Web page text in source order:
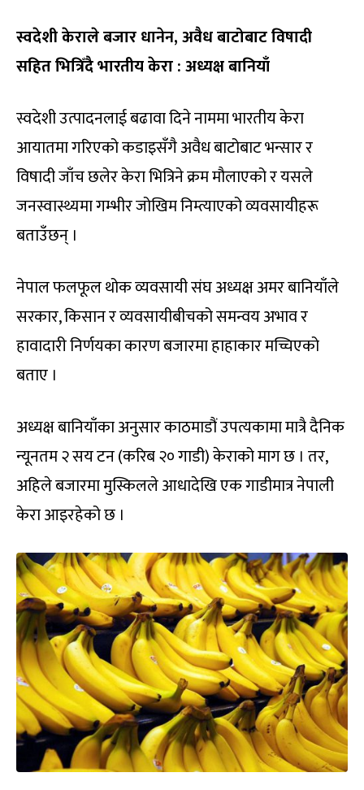
स्वदेशी केराले बजार धानेन, अवैध बाटोबाट विषादी
सहित भित्रिँदै भारतीय केरा : अध्यक्ष बानियाँ
स्वदेशी उत्पादनलाई बढावा दिने नाममा भारतीय केरा
आयातमा गरिएको कडाइसँगै अवैध बाटोबाट भन्सार र
विषादी जाँच छलेर केरा भित्रिने क्रम मौलाएको र यसले
जनस्वास्थ्यमा गम्भीर जोखिम निम्त्याएको व्यवसायीहरू
बताउँछन् ।
नेपाल फलफूल थोक व्यवसायी संघ अध्यक्ष अमर बानियाँले
सरकार, किसान र व्यवसायीबीचको समन्वय अभाव र
हावादारी निर्णयका कारण बजारमा हाहाकार मच्चिएको
बताए ।
अध्यक्ष बानियाँका अनुसार काठमाडौं उपत्यकामा मात्रै दैनिक
न्यूनतम २ सय टन (करिब २० गाडी) केराको माग छ । तर,
अहिले बजारमा मुस्किलले आधादेखि एक गाडीमात्र नेपाली
केरा आइरहेको छ ।